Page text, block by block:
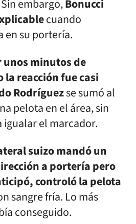
embargo,Bonucci
cuando
su portería.
unos minutos de
reacción fue casi
Rodríguezse sumó al
pelota en el área, sin
igualar el marcador.
suizo mandó un
a portería pero
controló la pelota
sangre fría. Lo más
conseguido.